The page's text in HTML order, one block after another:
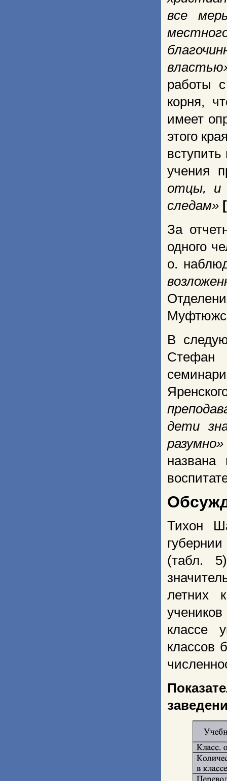
все
работы
корня,
имеет
этого
учения
отцы, и
следам»
За
одного
о.
В
Стефан
дети
разумно»
Тихон
(табл.
летних
классе
классов